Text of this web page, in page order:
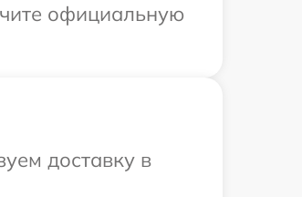
официальную
доставку в